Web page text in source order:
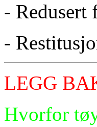
- Redusert
-
LEGG
Hvorfor